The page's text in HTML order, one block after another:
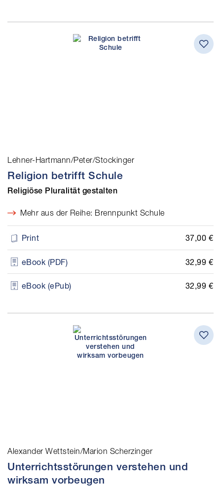
Lehner-Hartmann/Peter/Stockinger
Religion betrifft Schule
Religiöse Pluralität gestalten
Mehr aus der Reihe: Brennpunkt Schule
Print 37,00 €
eBook (PDF) 32,99 €
eBook (ePub) 32,99 €
Alexander Wettstein/Marion Scherzinger
Unterrichtsstörungen verstehen und
wirksam vorbeugen